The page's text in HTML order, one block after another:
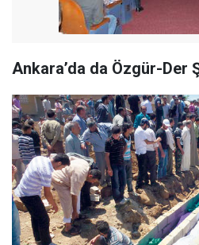
Ankara’da da Özgür-Der